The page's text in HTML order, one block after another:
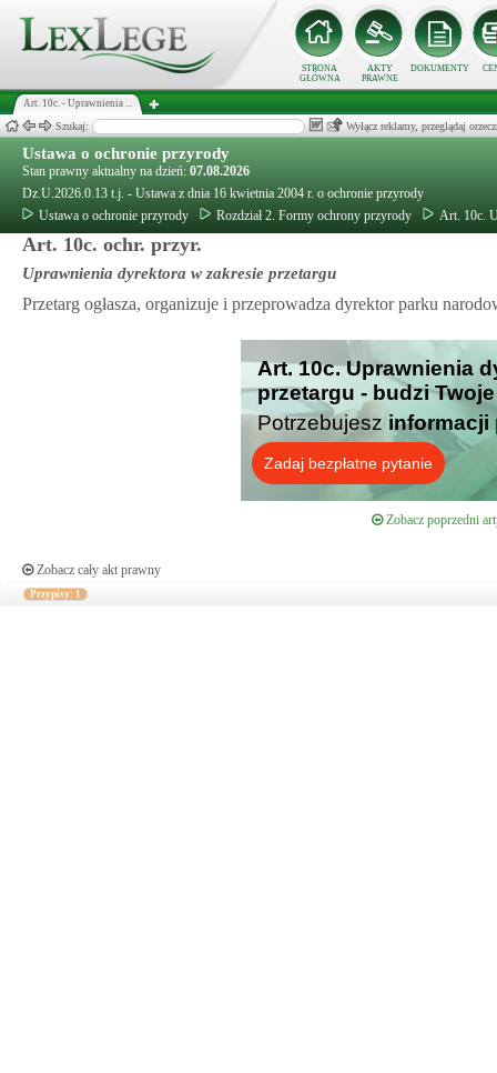
STRONA
GŁÓWNA
AKTY
PRAWNE
DOKUMENTY
Art. 10c. - Uprawnienia ...
Szukaj: Wyłącz reklamy, przeglądaj
Ustawa o ochronie przyrody
Stan prawny aktualny na dzień: 07.08.2026
Dz.U.2026.0.13 t.j. - Ustawa z dnia 16 kwietnia 2004 r. o ochronie przyrody
Ustawa o ochronie przyrody
Rozdział 2. Formy ochrony przyrody Art. 10c.
Art. 10c. ochr. przyr.
Uprawnienia dyrektora w zakresie przetargu
Przetarg ogłasza, organizuje i przeprowadza dyrektor parku
Art. 10c. Uprawnienia
przetargu - budzi
Potrzebujesz informacji
Zadaj bezpłatne pytanie
Zobacz poprzedni
Zobacz cały akt prawny
Przypisy: 1